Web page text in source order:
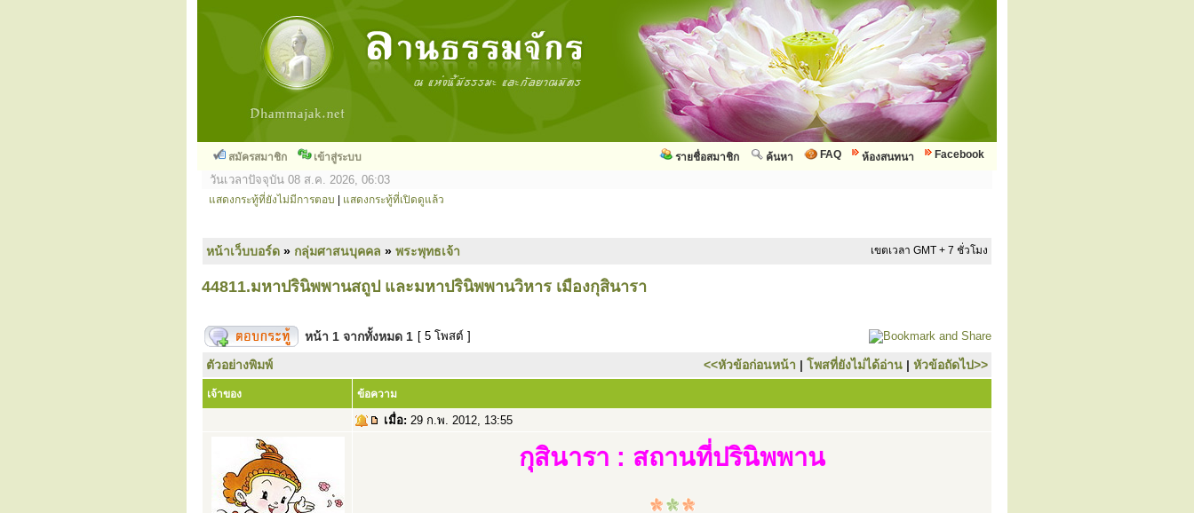
สมัครสมาชิก เข้าสู่ระบบ Facebook
ห้องสนทนา
FAQ
ค้นหา
รายชื่อสมาชิก
วันเวลาปัจจุบัน 08 ส.ค. 2026, 06:03
แสดงกระทู้ที่ยังไม่มีการตอบ แสดงกระทู้ที่เปิดดูแล้ว
หน้าเว็บบอร์ด » กลุ่มศาสนบุคคล » พระพุทธเจ้า เขตเวลา GMT + 7 ชั่วโมง
44811.มหาปรินิพพานสถูป และมหาปรินิพพานวิหาร เมืองกุสินารา
หน้า 1 จากทั้งหมด 1 [ 5 โพสต์ ]
ตัวอย่างพิมพ์ <<หัวข้อก่อนหน้า | โพสที่ยังไม่ได้อ่าน | หัวข้อถัดไป>>
เจ้าของ ข้อความ
เมื่อ: 29 ก.พ. 2012, 13:55
กุสินารา : สถานที่ปรินิพพาน